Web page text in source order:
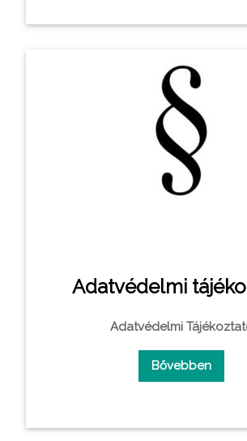
Adatvédelmi
Adatvédelmi
Bővebben